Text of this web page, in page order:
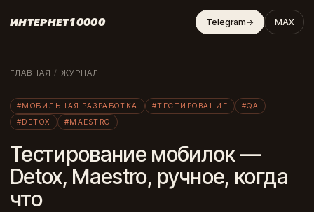
ИНТЕРНЕТ10000 Telegram→ MAX
ГЛАВНАЯ / ЖУРНАЛ
#МОБИЛЬНАЯ РАЗРАБОТКА #ТЕСТИРОВАНИЕ
#QA
#DETOX
#MAESTRO
Тестирование мобилок —
Detox, Maestro, ручное, когда
что